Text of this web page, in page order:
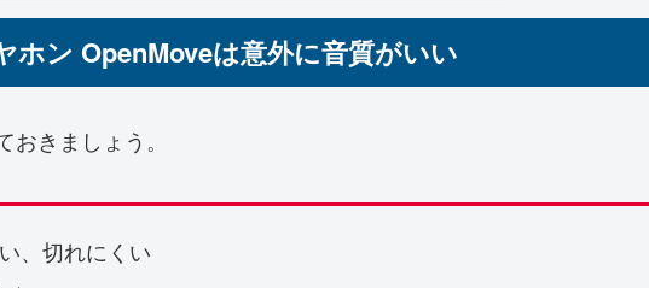
ホン OpenMoveは意外に音質がいい
きましょう。
、切れにくい